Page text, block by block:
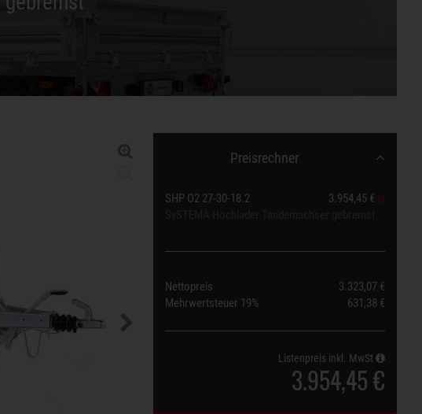
Preisrechner
SHP O2 27-30-18.2
3.954,45 €
Nettopreis
3.323,07 €
Mehrwertsteuer 19% 631,38 €
Listenpreis inkl. MwSt
3.954,45 €